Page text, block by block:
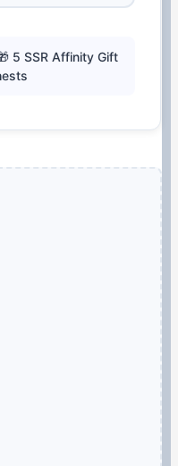
5 SSR Affinity Gift